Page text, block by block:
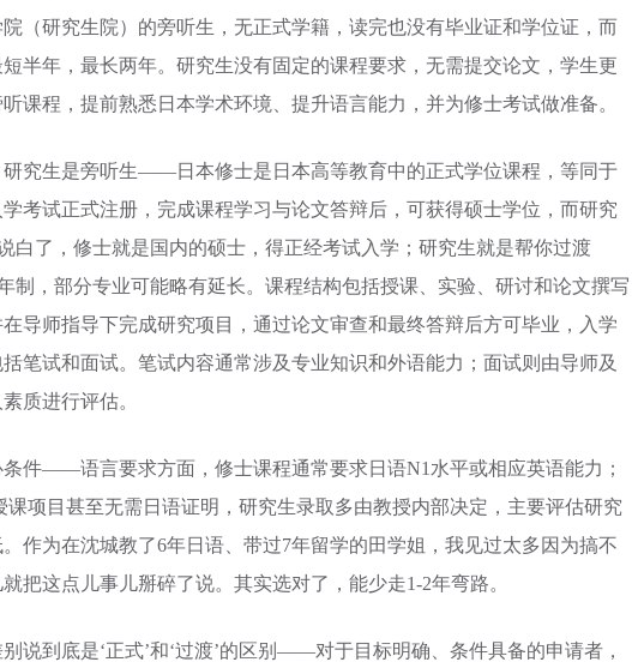
（研究生院）的旁听生，无正式学籍，读完也没有毕业证和学位证，而
半年，最长两年。研究生没有固定的课程要求，无需提交论文，学生更
课程，提前熟悉日本学术环境、提升语言能力，并为修士考试做准备。
研究生是旁听生——日本修士是日本高等教育中的正式学位课程，等同于
考试正式注册，完成课程学习与论文答辩后，可获得硕士学位，而研究
白了，修士就是国内的硕士，得正经考试入学；研究生就是帮你过渡
制，部分专业可能略有延长。课程结构包括授课、实验、研讨和论文撰写
导师指导下完成研究项目，通过论文审查和最终答辩后方可毕业，入学
笔试和面试。笔试内容通常涉及专业知识和外语能力；面试则由导师及
质进行评估。
件——语言要求方面，修士课程通常要求日语N1水平或相应英语能力；
项目甚至无需日语证明，研究生录取多由教授内部决定，主要评估研究
作为在沈城教了6年日语、带过7年留学的田学姐，我见过太多因为搞不
把这点儿事儿掰碎了说。其实选对了，能少走1-2年弯路。
说到底是‘正式’和‘过渡’的区别——对于目标明确、条件具备的申请者，